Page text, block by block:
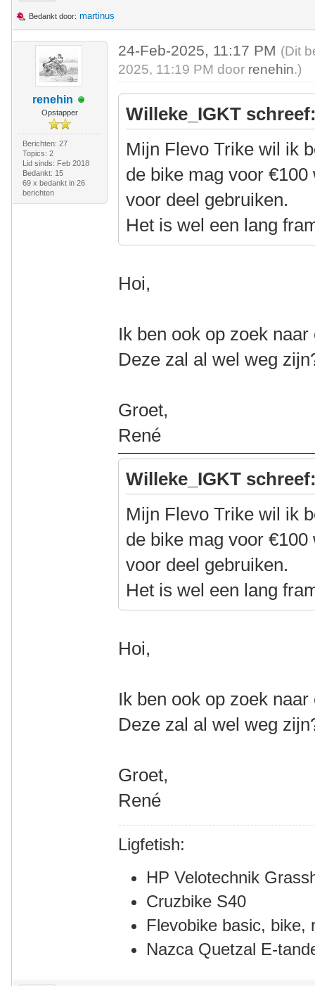
Bedankt door: martinus
renehin
Opstapper
Berichten: 27
Topics: 2
Lid sinds: Feb 2018
Bedankt: 15
69 x bedankt in 26
berichten
24-Feb-2025, 11:17 PM (Dit
2025, 11:19 PM door renehin.)
Willeke_IGKT
Mijn Flevo Trike wil ik
de bike mag voor
voor deel gebruiken.
Het is wel een lang
Hoi,
Ik ben ook op zoek
Deze zal al wel weg
Groet,
René
Willeke_IGKT
Mijn Flevo Trike wil ik
de bike mag voor
voor deel gebruiken.
Het is wel een lang
Hoi,
Ik ben ook op zoek
Deze zal al wel weg
Groet,
René
Ligfetish:
HP Velotechnik
Cruzbike S40
Flevobike basic, bike,
Nazca Quetzal E-